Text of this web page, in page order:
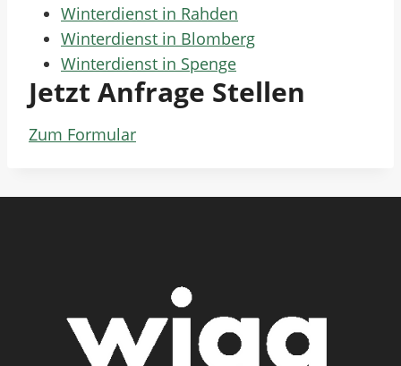
Winterdienst in Rahden
Winterdienst in Blomberg
Winterdienst in Spenge
Jetzt Anfrage Stellen
Zum Formular